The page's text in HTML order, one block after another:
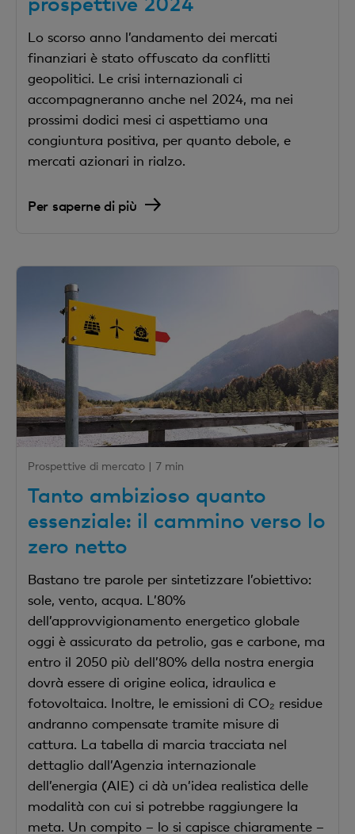
Lo scorso anno l’andamento dei mercati
finanziari è stato offuscato da conflitti
geopolitici. Le crisi internazionali ci
accompagneranno anche nel 2024, ma nei
prossimi dodici mesi ci aspettiamo una
congiuntura positiva, per quanto debole, e
mercati azionari in rialzo.
Per saperne di più
Prospettive di mercato | 7 min
Tanto ambizioso quanto
essenziale: il cammino verso lo
zero netto
Bastano tre parole per sintetizzare l’obiettivo:
sole, vento, acqua. L’80%
dell’approvvigionamento energetico globale
oggi è assicurato da petrolio, gas e carbone, ma
entro il 2050 più dell’80% della nostra energia
dovrà essere di origine eolica, idraulica e
fotovoltaica. Inoltre, le emissioni di CO₂ residue
andranno compensate tramite misure di
cattura. La tabella di marcia tracciata nel
dettaglio dall’Agenzia internazionale
dell’energia (AIE) ci dà un’idea realistica delle
modalità con cui si potrebbe raggiungere la
meta. Un compito – lo si capisce chiaramente –